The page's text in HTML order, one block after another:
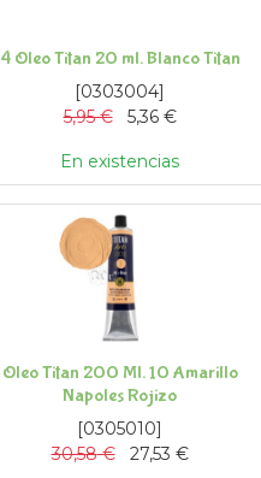
4 Oleo Titan 20 ml. Blanco Titan
[0303004]
5,95€ 5,36€
En existencias
Oleo Titan 200 Ml. 10 Amarillo
Napoles Rojizo
[0305010]
30,58€ 27,53 €